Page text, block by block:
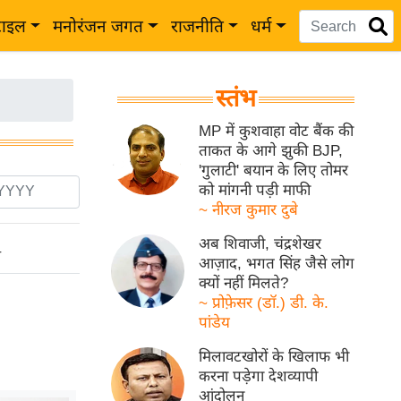
मनोरंजन जगत राजनीति धर्म
स्तंभ
MP में कुशवाहा वोट बैंक की
ताकत के आगे झुकी BJP,
'गुलाटी' बयान के लिए तोमर
को मांगनी पड़ी माफी
~ नीरज कुमार दुबे
अब शिवाजी, चंद्रशेखर
आज़ाद, भगत सिंह जैसे लोग
क्यों नहीं मिलते?
~ प्रोफ़ेसर (डॉ.) डी. के.
पांडेय
मिलावटखोरों के खिलाफ भी
करना पड़ेगा देशव्यापी
आंदोलन